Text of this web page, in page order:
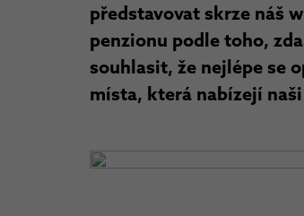
představovat skrze náš
penzionu podle toho,
souhlasit, že nejlépe se
místa, která nabízejí